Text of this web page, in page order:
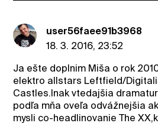
user56faee91b3968
18. 3. 2016, 23:52
Ja ešte doplnim Miša o rok
elektro allstars Leftfield/
Castles.Inak vtedajšia
podľa mňa oveľa odvážnejšia
mysli co-headlinovanie The